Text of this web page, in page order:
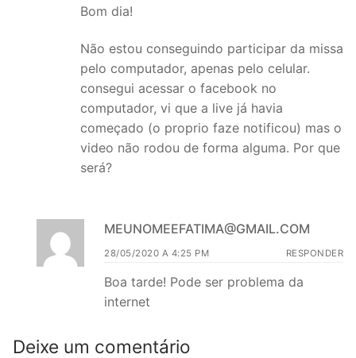
Bom dia!
Não estou conseguindo participar da missa
pelo computador, apenas pelo celular.
consegui acessar o facebook no
computador, vi que a live já havia
começado (o proprio faze notificou) mas o
video não rodou de forma alguma. Por que
será?
MEUNOMEEFATIMA@GMAIL.COM
28/05/2020 A 4:25 PM RESPONDER
Boa tarde! Pode ser problema da
internet
Deixe um comentário